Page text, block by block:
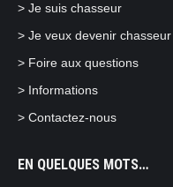
> Je suis chasseur
> Je veux devenir chasseur
> Foire aux questions
> Informations
> Contactez-nous
EN QUELQUES MOTS…